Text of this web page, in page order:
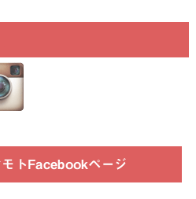
トFacebookページ